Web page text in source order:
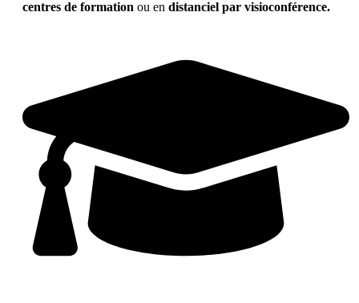
centres de formation ou en distanciel par visioconférence.